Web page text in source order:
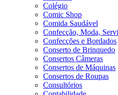
Colégio
Comic Shop
Comida Saudável
Confecção, Moda,
Confecções e Bordados
Conserto de Brinquedo
Consertos Câmeras
Consertos de Máquinas
Consertos de Roupas
Consultórios